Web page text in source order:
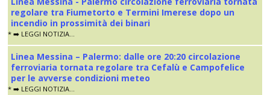
regolare tra Fiumetorto e Termini Imerese dopo un
incendio in prossimità dei binari
* ➡️ LEGGI NOTIZIA...
Linea Messina – Palermo: dalle ore 20:20 circolazione
ferroviaria tornata regolare tra Cefalù e Campofelice
per le avverse condizioni meteo
* ➡️ LEGGI NOTIZIA...